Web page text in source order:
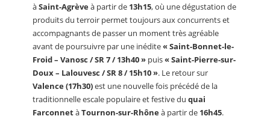
àSaint-Agrèveà partir de 13h15, où une dégustation de
produits du terroir permet toujours aux concurrents et
accompagnants de passer un moment très agréable
avant de poursuivre par une inédite« Saint-Bonnet-le-
Froid – Vanosc / SR 7 / 13h40 » puis« Saint-Pierre-sur-
Doux – Lalouvesc / SR 8 / 15h10 ». Le retour sur
Valence (17h30)est une nouvelle fois précédé de la
traditionnelle escale populaire et festive du quai
FarconnetàTournon-sur-Rhôneà partir de 16h45.